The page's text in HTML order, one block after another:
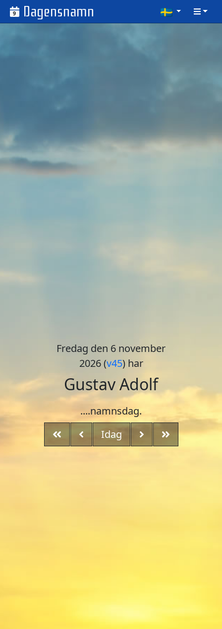
9 Dagensnamn
Fredag den 6 november
2026 (v45) har
Gustav Adolf
....namnsdag.
Idag